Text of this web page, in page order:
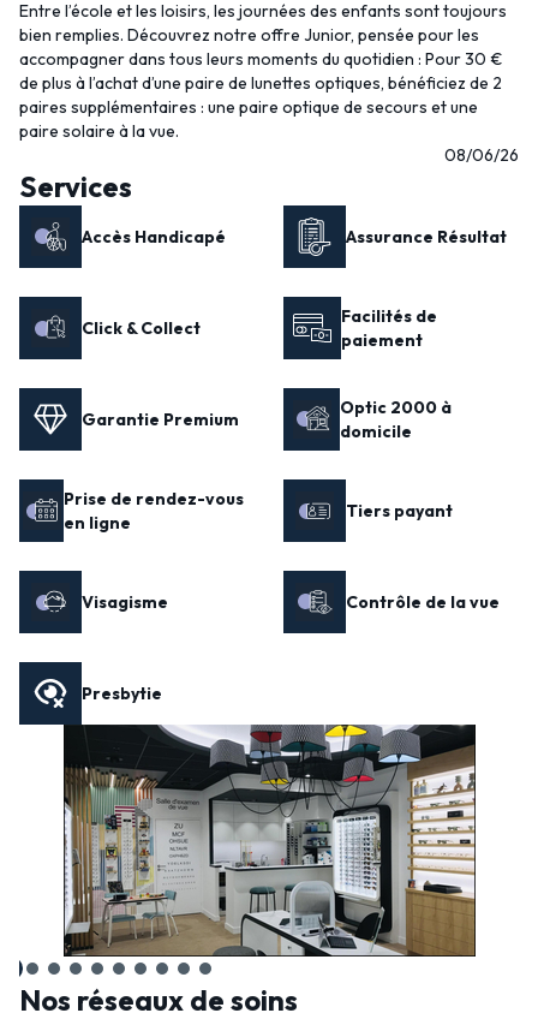
Entre l’école et les loisirs, les journées des enfants sont toujours
bien remplies. Découvrez notre offre Junior, pensée pour les
accompagner dans tous leurs moments du quotidien : Pour 30 €
de plus à l’achat d’une paire de lunettes optiques, bénéficiez de 2
paires supplémentaires : une paire optique de secours et une
paire solaire à la vue.
08/06/26
Services
Accès Handicapé Assurance Résultat
Click & Collect
Facilités de
paiement
Garantie Premium
Optic 2000 à
domicile
Prise de rendez-vous
en ligne
Tiers payant
Visagisme Contrôle de la vue
Presbytie
Nos réseaux de soins